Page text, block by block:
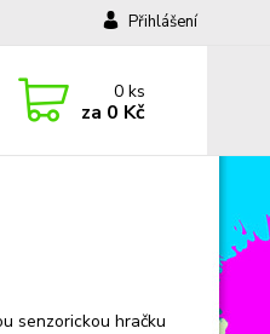
Přihlášení
0ks
za 0 Kč
senzorickou hračku